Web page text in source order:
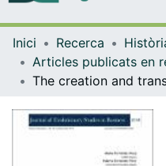
Inici Recerca